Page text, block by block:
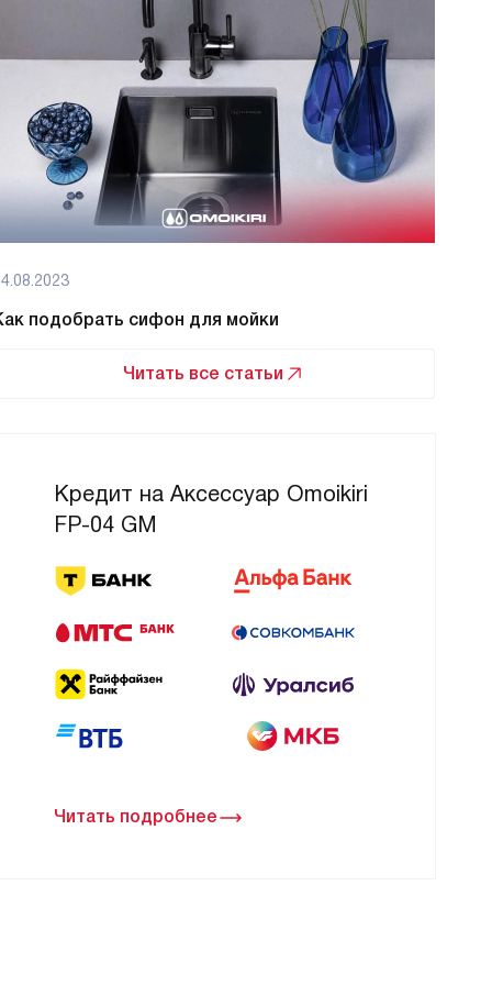
подобрать сифон для мойки
Читать все статьи
Кредит на Аксессуар Omoikiri
FP-04 GM
Читать подробнее